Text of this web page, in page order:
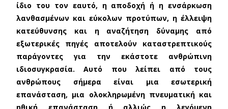
ίδιο του τον εαυτό, η αποδοχή ή η ενσάρκωση
λανθασμένων και εύκολων προτύπων, η έλλειψη
κατεύθυνσης και η αναζήτηση δύναμης από
εξωτερικές πηγές αποτελούν καταστρεπτικούς
παράγοντες για την εκάστοτε ανθρώπινη
ιδιοσυγκρασία. Αυτό που λείπει από τους
ανθρώπους σήμερα είναι μια εσωτερική
επανάσταση, μια ολοκληρωμένη πνευματική και